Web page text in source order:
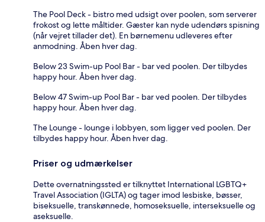
The Pool Deck - bistro med udsigt over poolen, som serverer
frokost og lette måltider. Gæster kan nyde udendørs spisning
(når vejret tillader det). En børnemenu udleveres efter
anmodning. Åben hver dag.
Below 23 Swim-up Pool Bar - bar ved poolen. Der tilbydes
happy hour. Åben hver dag.
Below 47 Swim-up Pool Bar - bar ved poolen. Der tilbydes
happy hour. Åben hver dag.
The Lounge - lounge i lobbyen, som ligger ved poolen. Der
tilbydes happy hour. Åben hver dag.
Priser og udmærkelser
Dette overnatningssted er tilknyttet International LGBTQ+
Travel Association (IGLTA) og tager imod lesbiske, bøsser,
biseksuelle, transkønnede, homoseksuelle, interseksuelle og
aseksuelle.